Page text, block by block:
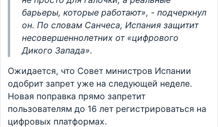
барьеры, которые работают», - подчеркнул
он. По словам Санчеса, Испания защитит
несовершеннолетних от «цифрового
Дикого Запада».
Ожидается, что Совет министров Испании
одобрит запрет уже на следующей неделе.
Новая поправка прямо запретит
пользователям до 16 лет регистрироваться на
цифровых платформах.